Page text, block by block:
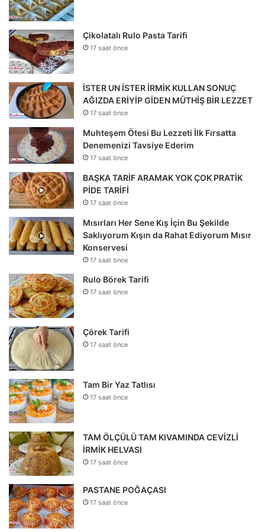
Çikolatalı Rulo Pasta Tarifi
17 saat önce
İSTER UN İSTER İRMİK KULLAN SONUÇ
AĞIZDA ERİYİP GİDEN MÜTHİŞ BİR LEZZET
17 saat önce
Muhteşem Ötesi Bu Lezzeti İlk Fırsatta
Denemenizi Tavsiye Ederim
17 saat önce
BAŞKA TARİF ARAMAK YOK ÇOK PRATİK
PİDE TARİFİ
17 saat önce
Mısırları Her Sene Kış İçin Bu Şekilde
Saklıyorum Kışın da Rahat Ediyorum Mısır
Konservesi
17 saat önce
Rulo Börek Tarifi
17 saat önce
Çörek Tarifi
17 saat önce
Tam Bir Yaz Tatlısı
17 saat önce
TAM ÖLÇÜLÜ TAM KIVAMINDA CEVİZLİ
İRMİK HELVASI
17 saat önce
PASTANE POĞAÇASI
17 saat önce